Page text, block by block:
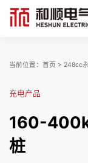
当前位置： 首页 > 248cc
充电产品
160-
桩